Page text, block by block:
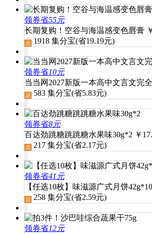
领券省55元
长期复购！空谷与海温感变色唇膏
1918 集分宝(省19.19元)
领券省10元
当当网2027新版一本高中文言文完
583 集分宝(省5.83元)
领券省8元
百达劲跳糖跳跳糖水果味30g*2 ￥
217 集分宝(省2.17元)
领券省41元
【任选10枚】味滋源广式月饼42g*10
258 集分宝(省2.59元)
领券省12元